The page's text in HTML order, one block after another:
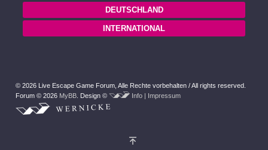
DEUTSCHLAND
INTERNATIONAL
© 2026 Live Escape Game Forum, Alle Rechte vorbehalten / All rights reserved.
Forum © 2026 MyBB. Design © Info | Impressum